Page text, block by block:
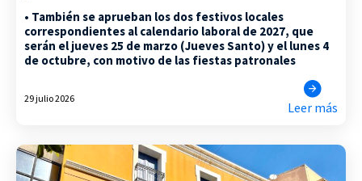
• También se aprueban los dos festivos locales
correspondientes al calendario laboral de 2027, que
serán el jueves 25 de marzo (Jueves Santo) y el lunes 4
de octubre, con motivo de las fiestas patronales
29 julio 2026
Leer más